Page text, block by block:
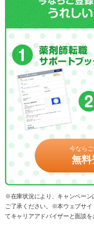
今なら
無料
※在庫状況により、キャンペーン
ご了承ください。※本ウェブサ
てキャリアアドバイザーと面談を